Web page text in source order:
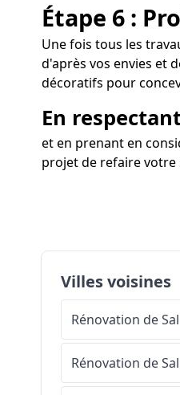
Étape 6 :
Une fois tous les
d'après vos envies et
décoratifs pour
En
et en prenant en
projet de refaire votre
Villes voisines
Rénovation de
Rénovation de